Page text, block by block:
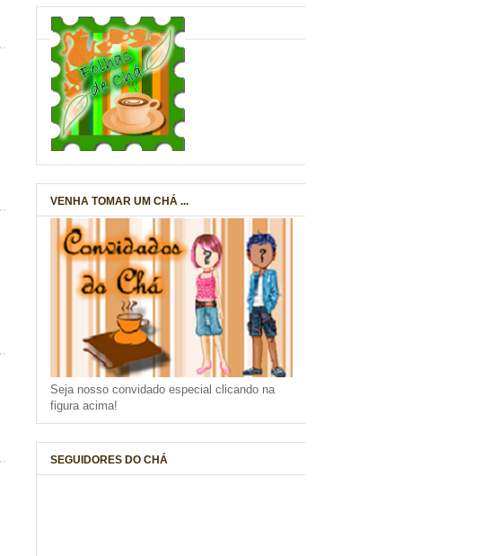
VENHA TOMAR UM CHÁ ...
Seja nosso convidado especial clicando na
figura acima!
SEGUIDORES DO CHÁ